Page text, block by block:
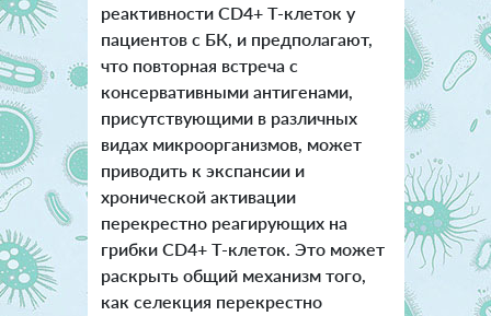
реактивности CD4+ Т-клеток у
пациентов с БК, и предполагают,
что повторная встреча с
консервативными антигенами,
присутствующими в различных
видах микроорганизмов, может
приводить к экспансии и
хронической активации
перекрестно реагирующих на
грибки CD4+ Т-клеток. Это может
раскрыть общий механизм того,
как селекция перекрестно